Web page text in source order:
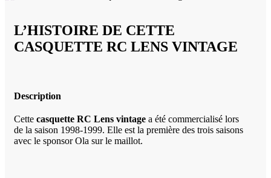
L’HISTOIRE DE CETTE
CASQUETTE RC LENS VINTAGE
Description
Cette casquette RC Lens vintage a été commercialisé lors
de la saison 1998-1999. Elle est la première des trois saisons
avec le sponsor Ola sur le maillot.